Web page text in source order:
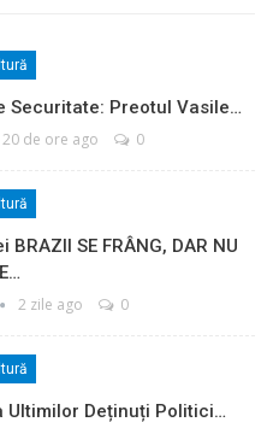
Securitate: Preotul Vasile…
20 de ore ago 0
SE FRÂNG, DAR NU
2 zile ago 0
Ultimilor Deținuți Politici…